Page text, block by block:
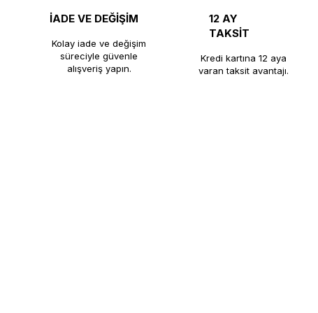
İADE VE DEĞİŞİM
Kolay iade ve değişim
süreciyle güvenle
alışveriş yapın.
12 AY
TAKSİT
Kredi kartına 12 aya
varan taksit avantajı.